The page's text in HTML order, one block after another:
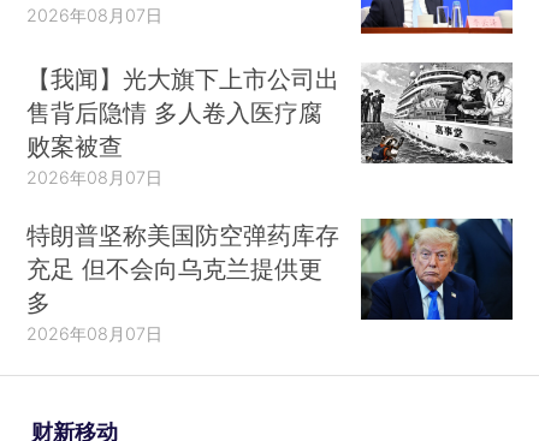
2026年08月07日
【我闻】光大旗下上市公司出
售背后隐情 多人卷入医疗腐
败案被查
2026年08月07日
特朗普坚称美国防空弹药库存
充足 但不会向乌克兰提供更
多
2026年08月07日
财新移动